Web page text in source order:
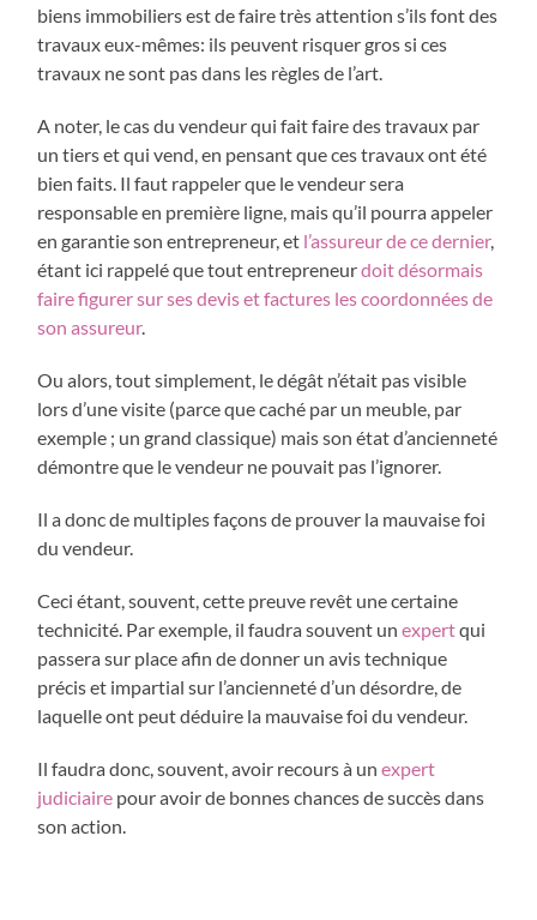
biens immobiliers est de faire très attention s’ils font des
travaux eux-mêmes: ils peuvent risquer gros si ces
travaux ne sont pas dans les règles de l’art.
A noter, le cas du vendeur qui fait faire des travaux par
un tiers et qui vend, en pensant que ces travaux ont été
bien faits. Il faut rappeler que le vendeur sera
responsable en première ligne, mais qu’il pourra appeler
en garantie son entrepreneur, et l’assureur de ce dernier,
étant ici rappelé que tout entrepreneurdoit désormais
faire figurer sur ses devis et factures les coordonnées de
son assureur.
Ou alors, tout simplement, le dégât n’était pas visible
lors d’une visite (parce que caché par un meuble, par
exemple ; un grand classique) mais son état d’ancienneté
démontre que le vendeur ne pouvait pas l’ignorer.
Il a donc de multiples façons de prouver la mauvaise foi
du vendeur.
Ceci étant, souvent, cette preuve revêt une certaine
technicité. Par exemple, il faudra souvent unexpertqui
passera sur place afin de donner un avis technique
précis et impartial sur l’ancienneté d’un désordre, de
laquelle ont peut déduire la mauvaise foi du vendeur.
Il faudra donc, souvent, avoir recours à unexpert
judiciaire pour avoir de bonnes chances de succès dans
son action.